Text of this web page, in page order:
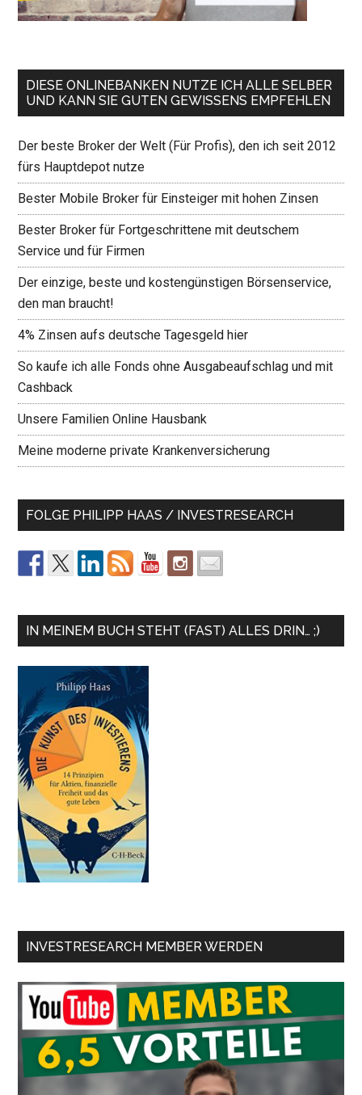
DIESE ONLINEBANKEN NUTZE ICH ALLE SELBER
UND KANN SIE GUTEN GEWISSENS EMPFEHLEN
Der beste Broker der Welt (Für Profis), den ich seit 2012
fürs Hauptdepot nutze
Bester Mobile Broker für Einsteiger mit hohen Zinsen
Bester Broker für Fortgeschrittene mit deutschem
Service und für Firmen
Der einzige, beste und kostengünstigen Börsenservice,
den man braucht!
4% Zinsen aufs deutsche Tagesgeld hier
So kaufe ich alle Fonds ohne Ausgabeaufschlag und mit
Cashback
Unsere Familien Online Hausbank
Meine moderne private Krankenversicherung
FOLGE PHILIPP HAAS / INVESTRESEARCH
IN MEINEM BUCH STEHT (FAST) ALLES DRIN… ;)
INVESTRESEARCH MEMBER WERDEN